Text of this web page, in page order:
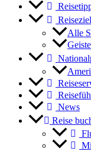
Alle
News
Reise